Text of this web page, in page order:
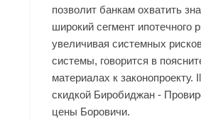
позволит банкам охватить
широкий сегмент ипотечного
увеличивая системных
системы, говорится в
материалах к законопроекту.
скидкой Биробиджан -
цены Боровичи.